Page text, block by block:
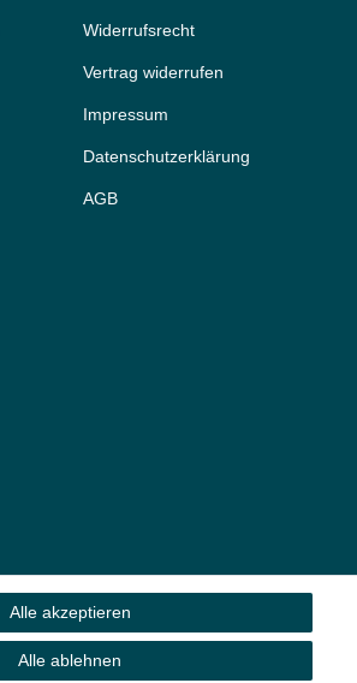
Widerrufs­recht
Vertrag widerrufen
Impressum
Daten­schutz­erklärung
AGB
Alle akzeptieren
Alle ablehnen